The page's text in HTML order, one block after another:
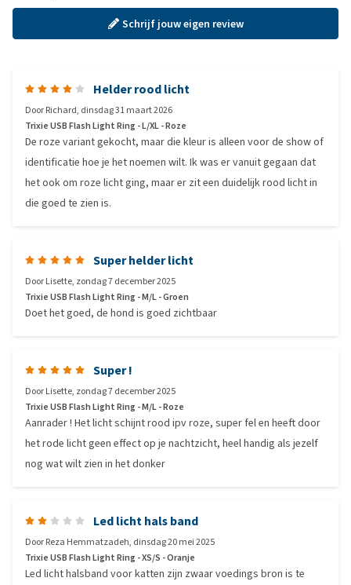
Schrijf jouw eigen review
Helder rood licht
DoorRichard, dinsdag 31 maart 2026
Trixie USB Flash Light Ring - L/XL - Roze
De roze variant gekocht, maar die kleur is alleen voor de show of
identificatie hoe je het noemen wilt. Ik was er vanuit gegaan dat
het ook om roze licht ging, maar er zit een duidelijk rood licht in
die goed te zien is.
Super helder licht
DoorLisette, zondag 7 december 2025
Trixie USB Flash Light Ring - M/L - Groen
Doet het goed, de hond is goed zichtbaar
Super !
DoorLisette, zondag 7 december 2025
Trixie USB Flash Light Ring - M/L - Roze
Aanrader ! Het licht schijnt rood ipv roze, super fel en heeft door
het rode licht geen effect op je nachtzicht, heel handig als jezelf
nog wat wilt zien in het donker
Led licht hals band
DoorReza Hemmatzadeh, dinsdag 20 mei 2025
Trixie USB Flash Light Ring - XS/S - Oranje
Led licht halsband voor katten zijn zwaar voedings bron is te